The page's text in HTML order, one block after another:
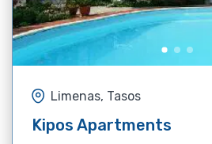
Limenas, Tasos
Kipos Apartments